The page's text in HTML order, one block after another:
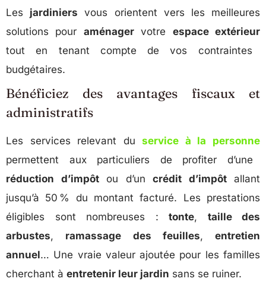
Les jardiniers vous orientent vers les meilleures
solutions pour aménagervotre espace extérieur
tout en tenant compte de vos contraintes
budgétaires.
Bénéficiez des avantages fiscaux et
administratifs
Les services relevant duservice à la personne
permettent aux particuliers de profiter d’une
réduction d’impôtou d’un crédit d’impôtallant
jusqu’à 50 % du montant facturé. Les prestations
éligibles sont nombreuses : tonte, taille des
arbustes, ramassage des feuilles, entretien
annuel… Une vraie valeur ajoutée pour les familles
cherchant à entretenir leur jardin sans se ruiner.